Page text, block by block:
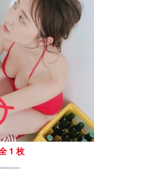
1 枚